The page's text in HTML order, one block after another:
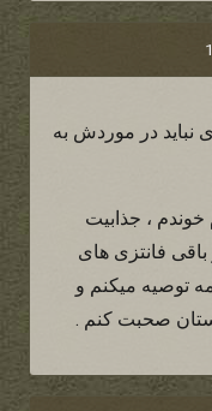
نباید در موردش به
، جذابیت
باقی فانتزی های
توصیه میکنم و
صحبت کنم .